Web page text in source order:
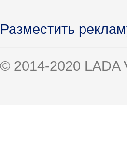
Разместить
© 2014-2020 LADA